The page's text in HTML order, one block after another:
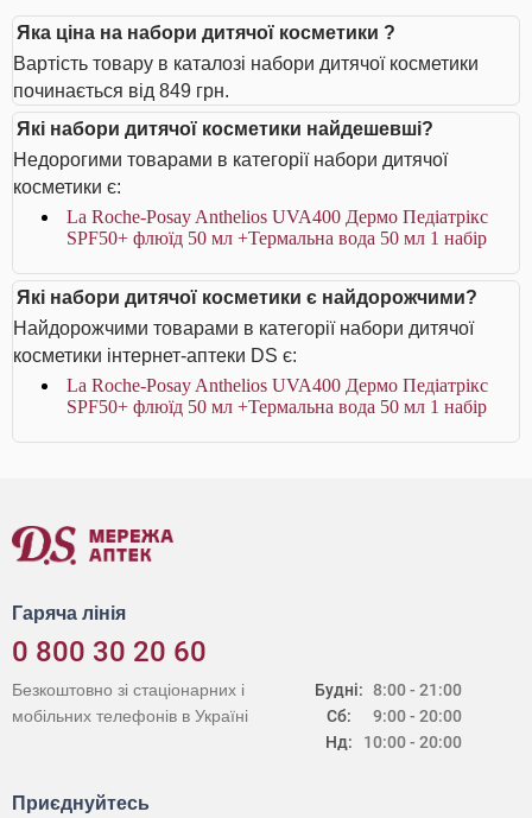
Яка ціна на набори дитячої косметики ?
Вартість товару в каталозі набори дитячої косметики
починається від 849 грн.
Які набори дитячої косметики найдешевші?
Недорогими товарами в категорії набори дитячої
косметики є:
La Roche-Posay Anthelios UVA400 Дермо Педіатрікс
SPF50+ флюїд 50 мл +Термальна вода 50 мл 1 набір
Які набори дитячої косметики є найдорожчими?
Найдорожчими товарами в категорії набори дитячої
косметики інтернет-аптеки DS є:
La Roche-Posay Anthelios UVA400 Дермо Педіатрікс
SPF50+ флюїд 50 мл +Термальна вода 50 мл 1 набір
Гаряча лінія
0 800 30 20 60
Будні:
Сб:
Нд:
8:00 - 21:00
9:00 - 20:00
10:00 - 20:00
Безкоштовно зі стаціонарних і
мобільних телефонів в Україні
Приєднуйтесь